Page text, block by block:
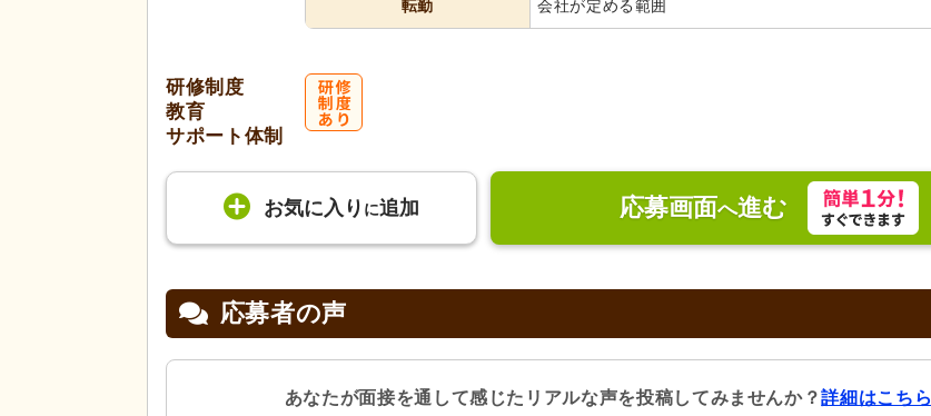
転勤 会社が定める範囲
研修制度
教育
サポート体制
お気に入り に追加 応募画面へ進む
応募者の声
あなたが面接を通して感じたリアルな声を投稿してみませんか？詳細はこちら